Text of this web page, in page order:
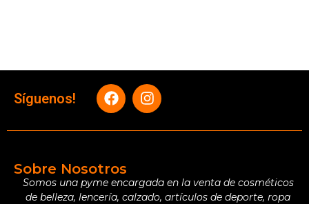
Síguenos!
Sobre Nosotros
Somos una pyme encargada en la venta de cosméticos
de belleza, lencería, calzado, artículos de deporte, ropa